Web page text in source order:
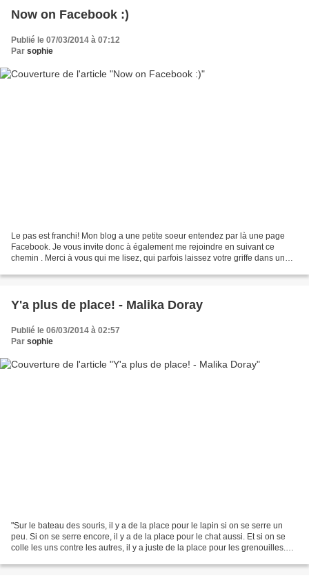
Now on Facebook :)
Publié le 07/03/2014 à 07:12
Par sophie
Le pas est franchi! Mon blog a une petite soeur entendez par là une page
Facebook. Je vous invite donc à également me rejoindre en suivant ce
chemin . Merci à vous qui me lisez, qui parfois laissez votre griffe dans un
Y'a plus de place! - Malika Doray
Publié le 06/03/2014 à 02:57
Par sophie
"Sur le bateau des souris, il y a de la place pour le lapin si on se serre un
peu. Si on se serre encore, il y a de la place pour le chat aussi. Et si on se
colle les uns contre les autres, il y a juste de la place pour les grenouilles.